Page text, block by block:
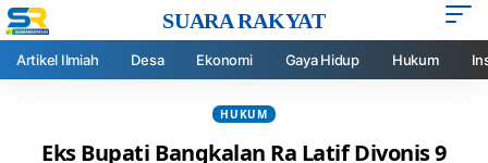
SUARA RAKYAT
Artikel Ilmiah Desa Ekonomi Gaya Hidup Hukum
HUKUM
Eks Bupati Bangkalan Ra Latif Divonis 9